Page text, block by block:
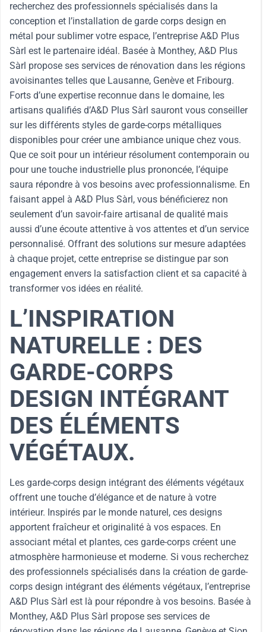
recherchez des professionnels spécialisés dans la
conception et l’installation de garde corps design en
métal pour sublimer votre espace, l’entreprise A&D Plus
Sàrl est le partenaire idéal. Basée à Monthey, A&D Plus
Sàrl propose ses services de rénovation dans les régions
avoisinantes telles que Lausanne, Genève et Fribourg.
Forts d’une expertise reconnue dans le domaine, les
artisans qualifiés d’A&D Plus Sàrl sauront vous conseiller
sur les différents styles de garde-corps métalliques
disponibles pour créer une ambiance unique chez vous.
Que ce soit pour un intérieur résolument contemporain ou
pour une touche industrielle plus prononcée, l’équipe
saura répondre à vos besoins avec professionnalisme. En
faisant appel à A&D Plus Sàrl, vous bénéficierez non
seulement d’un savoir-faire artisanal de qualité mais
aussi d’une écoute attentive à vos attentes et d’un service
personnalisé. Offrant des solutions sur mesure adaptées
à chaque projet, cette entreprise se distingue par son
engagement envers la satisfaction client et sa capacité à
transformer vos idées en réalité.
L’INSPIRATION
NATURELLE : DES
GARDE-CORPS
DESIGN INTÉGRANT
DES ÉLÉMENTS
VÉGÉTAUX.
Les garde-corps design intégrant des éléments végétaux
offrent une touche d’élégance et de nature à votre
intérieur. Inspirés par le monde naturel, ces designs
apportent fraîcheur et originalité à vos espaces. En
associant métal et plantes, ces garde-corps créent une
atmosphère harmonieuse et moderne. Si vous recherchez
des professionnels spécialisés dans la création de garde-
corps design intégrant des éléments végétaux, l’entreprise
A&D Plus Sàrl est là pour répondre à vos besoins. Basée à
Monthey, A&D Plus Sàrl propose ses services de